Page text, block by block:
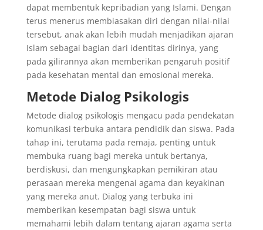
dapat membentuk kepribadian yang Islami. Dengan
terus menerus membiasakan diri dengan nilai-nilai
tersebut, anak akan lebih mudah menjadikan ajaran
Islam sebagai bagian dari identitas dirinya, yang
pada gilirannya akan memberikan pengaruh positif
pada kesehatan mental dan emosional mereka.
Metode Dialog Psikologis
Metode dialog psikologis mengacu pada pendekatan
komunikasi terbuka antara pendidik dan siswa. Pada
tahap ini, terutama pada remaja, penting untuk
membuka ruang bagi mereka untuk bertanya,
berdiskusi, dan mengungkapkan pemikiran atau
perasaan mereka mengenai agama dan keyakinan
yang mereka anut. Dialog yang terbuka ini
memberikan kesempatan bagi siswa untuk
memahami lebih dalam tentang ajaran agama serta